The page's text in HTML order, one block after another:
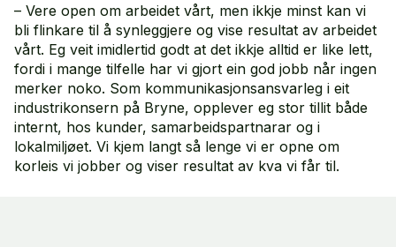
– Vere open om arbeidet vårt, men ikkje minst kan vi
bli flinkare til å synleggjere og vise resultat av arbeidet
vårt. Eg veit imidlertid godt at det ikkje alltid er like lett,
fordi i mange tilfelle har vi gjort ein god jobb når ingen
merker noko. Som kommunikasjonsansvarleg i eit
industrikonsern på Bryne, opplever eg stor tillit både
internt, hos kunder, samarbeidspartnarar og i
lokalmiljøet. Vi kjem langt så lenge vi er opne om
korleis vi jobber og viser resultat av kva vi får til.